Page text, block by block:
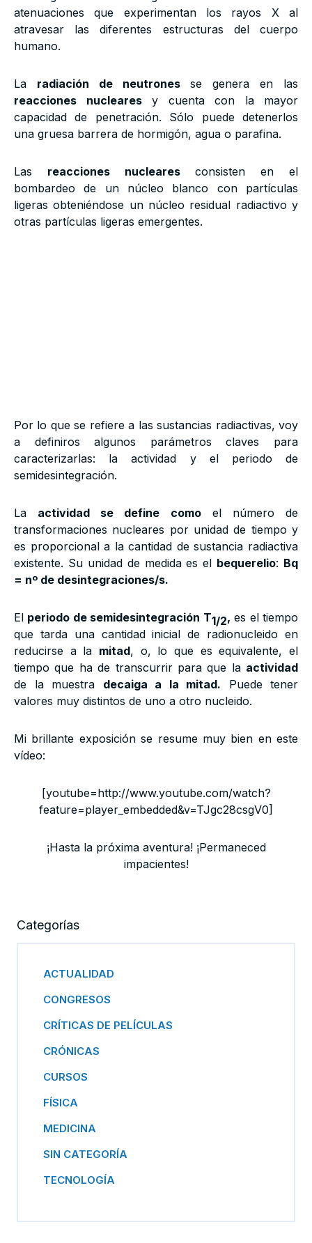
Categorías
ACTUALIDAD
CONGRESOS
CRÍTICAS DE PELÍCULAS
CRÓNICAS
CURSOS
FÍSICA
MEDICINA
SIN CATEGORÍA
TECNOLOGÍA
atenuaciones que experimentan los rayos X al
atravesar las diferentes estructuras del cuerpo
humano.
La radiación de neutronesse genera en las
reacciones nuclearesy cuenta con la mayor
capacidad de penetración. Sólo puede detenerlos
una gruesa barrera de hormigón, agua o parafina.
Las reacciones nuclearesconsisten en el
bombardeo de un núcleo blanco con partículas
ligeras obteniéndose un núcleo residual radiactivo y
otras partículas ligeras emergentes.
Por lo que se refiere a las sustancias radiactivas, voy
a definiros algunos parámetros claves para
caracterizarlas: la actividad y el periodo de
semidesintegración.
La actividad se define comoel número de
transformaciones nucleares por unidad de tiempo y
es proporcional a la cantidad de sustancia radiactiva
existente. Su unidad de medida es el bequerelio: Bq
= nº de desintegraciones/s.
El periodo de semidesintegración T1/2, es el tiempo
que tarda una cantidad inicial de radionucleido en
reducirse a la mitad, o, lo que es equivalente, el
tiempo que ha de transcurrir para que la actividad
de la muestra decaiga a la mitad. Puede tener
valores muy distintos de uno a otro nucleido.
Mi brillante exposición se resume muy bien en este
vídeo:
[youtube=http://www.youtube.com/watch?
feature=player_embedded&v=TJgc28csgV0]
¡Hasta la próxima aventura! ¡Permaneced
impacientes!